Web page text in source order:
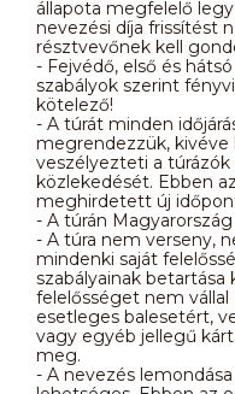
állapota megfelelő
nevezési díja frissítést
résztvevőnek kell
- Fejvédő, első és
szabályok szerint
kötelező!
- A túrát minden
megrendezzük, kivéve
veszélyezteti a
közlekedését. Ebben
meghirdetett új
- A túrán
- A túra nem verseny,
mindenki saját
szabályainak
felelősséget nem
esetleges balesetért,
vagy egyéb jellegű
meg.
- A nevezés